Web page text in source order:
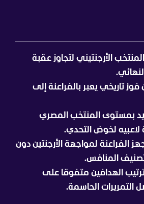
الأرجنتيني لتجاوز عقبة
تاريخي يعبر بالفراعنة إلى
بمستوى المنتخب المصري
لاعبيه لخوض التحدي.
الفراعنة لمواجهة الأرجنتين دون
تصنيف المنافس.
الهدافين متفوقا على
التمريرات الحاسمة.